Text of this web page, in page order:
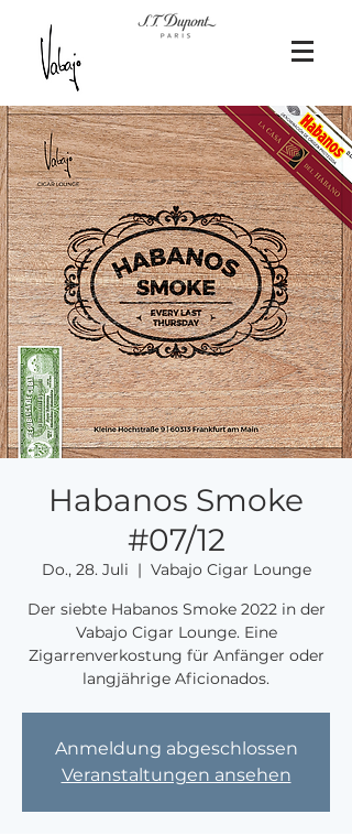
Habanos Smoke
#07/12
Do., 28. Juli
  |
Vabajo Cigar Lounge
Der siebte Habanos Smoke 2022 in der
Vabajo Cigar Lounge. Eine
Zigarrenverkostung für Anfänger oder
langjährige Aficionados.
Anmeldung abgeschlossen
Veranstaltungen ansehen